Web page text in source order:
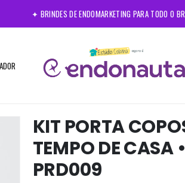
✦ BRINDES DE ENDOMARKETING PARA TODO O
KIT PORTA
TEMPO DE CASA •
PRD009